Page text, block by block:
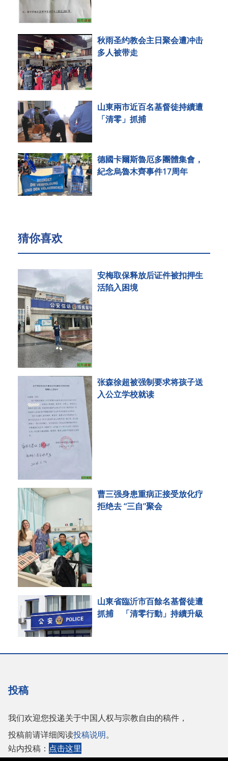
秋雨圣约教会主日聚会遭冲击
多人被带走
山東兩市近百名基督徒持續遭
「清零」抓捕
德國卡爾斯魯厄多團體集會，
紀念烏魯木齊事件17周年
猜你喜欢
安梅取保释放后证件被扣押生
活陷入困境
张森徐超被强制要求将孩子送
入公立学校就读
曹三强身患重病正接受放化疗
拒绝去 “三自”聚会
山東省臨沂市百餘名基督徒遭
抓捕 「清零行動」持續升級
投稿
我们欢迎您投递关于中国人权与宗教自由的稿件，
投稿前请详细阅读投稿说明。
站内投稿： 点击这里